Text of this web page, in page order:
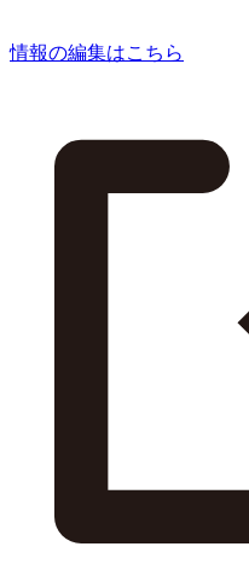
情報の編集はこちら